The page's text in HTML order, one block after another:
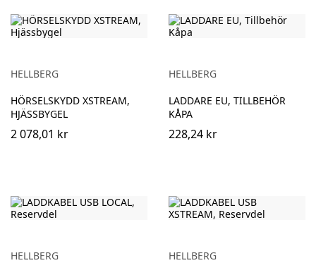
HELLBERG
HÖRSELSKYDD XSTREAM,
HJÄSSBYGEL
2 078,01 kr
HELLBERG
LADDARE EU, TILLBEHÖR
KÅPA
228,24 kr
HELLBERG
HELLBERG